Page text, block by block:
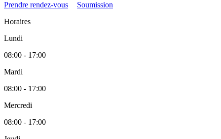
Prendre rendez-vous
Soumission
Horaires
Lundi
08:00 - 17:00
Mardi
08:00 - 17:00
Mercredi
08:00 - 17:00